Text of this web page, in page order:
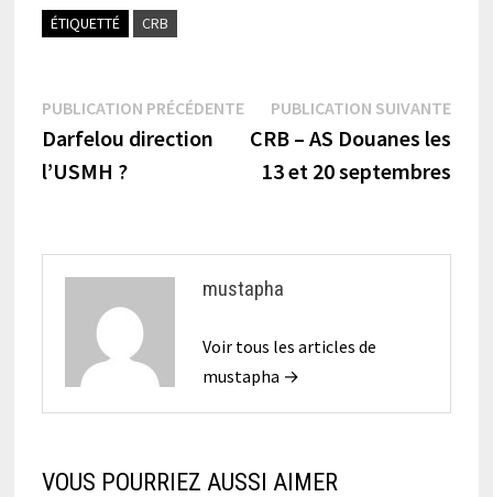
ÉTIQUETTÉ CRB
Navigation
de
PUBLICATION PRÉCÉDENTEPublication
précédente :
Darfelou direction
l’USMH ?
PUBLICATION SUIVANTE
CRB – AS Douanes les
13 et 20 septembres
mustapha
Voir tous les articles de
mustapha →
VOUS POURRIEZ AUSSI AIMER